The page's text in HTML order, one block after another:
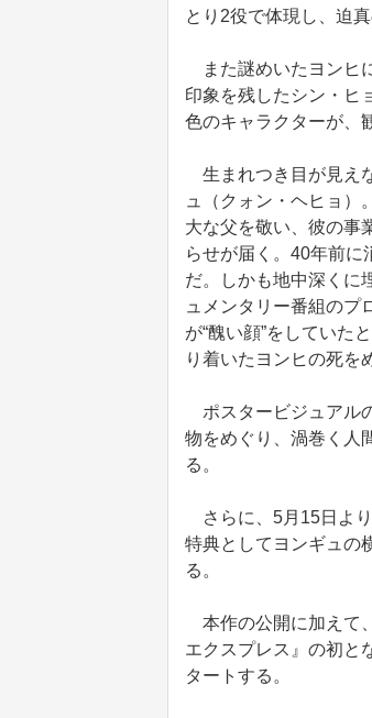
とり2役で体現し、迫
また謎めいたヨンヒ
印象を残したシン・ヒ
色のキャラクターが、
生まれつき目が見え
ュ（クォン・ヘヒョ）
大な父を敬い、彼の事
らせが届く。40年前に
だ。しかも地中深くに
ュメンタリー番組のプ
が“醜い顔”をしていた
り着いたヨンヒの死を
ポスタービジュアル
物をめぐり、渦巻く人
る。
さらに、5月15日よ
特典としてヨンギュの
る。
本作の公開に加えて
エクスプレス』の初と
タートする。